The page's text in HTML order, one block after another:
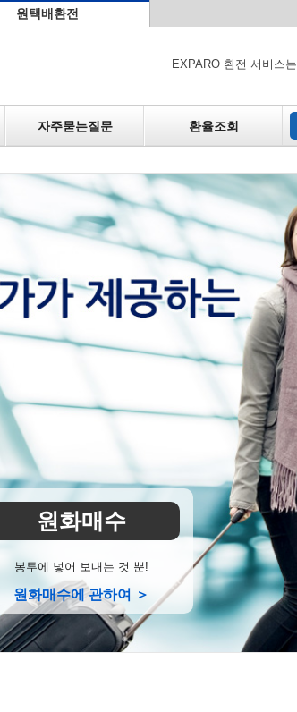
원택배환전
EXPARO 환전 서비스
자주묻는질문 환율조회
원매각
원화매수
봉투에 넣어 보내는 것 뿐!
원화매수에 관하여 ＞